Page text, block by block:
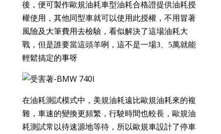
後，便可製作歐規油耗車型油耗合格證提供油耗授
權使用，其他同型車就可以使用此授權，不用冒著
風險及大筆費用去檢驗，看似解決了這場油耗大
戰，但是誰要當這頭羊咧，這不是一場3、5萬就能
輕鬆搞定的事呀
在油耗測試模式中，美規油耗遠比歐規油耗來的複
雜，車速的變換更頻繁，行駛時間也較長，歐規油
耗測試常以待速源地等待，所以歐規車設計了停車